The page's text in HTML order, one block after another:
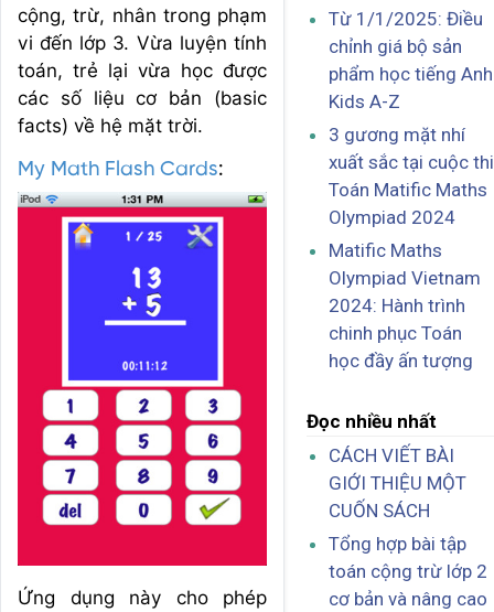
cộng, trừ, nhân trong phạm
vi đến lớp 3. Vừa luyện tính
toán, trẻ lại vừa học được
các số liệu cơ bản (basic
facts) về hệ mặt trời.
My Math Flash Cards:
Ứng dụng này cho phép
Từ 1/1/2025: Điều
chỉnh giá bộ sản
phẩm học tiếng Anh
Kids A-Z
3 gương mặt nhí
xuất sắc tại cuộc thi
Toán Matific Maths
Olympiad 2024
Matific Maths
Olympiad Vietnam
2024: Hành trình
chinh phục Toán
học đầy ấn tượng
Đọc nhiều nhất
CÁCH VIẾT BÀI
GIỚI THIỆU MỘT
CUỐN SÁCH
Tổng hợp bài tập
toán cộng trừ lớp 2
cơ bản và nâng cao